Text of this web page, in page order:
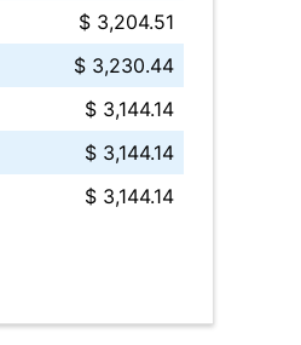
$ 3,204.51
$ 3,230.44
$ 3,144.14
$ 3,144.14
$ 3,144.14